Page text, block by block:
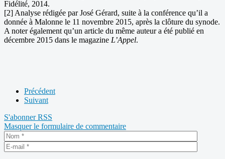
Fidélité, 2014.
[2] Analyse rédigée par José Gérard, suite à la conférence qu’il a
donnée à Malonne le 11 novembre 2015, après la clôture du synode.
A noter également qu’un article du même auteur a été publié en
décembre 2015 dans le magazine L’Appel.
Précédent
Suivant
S'abonnerRSS
Masquer le formulaire de commentaire